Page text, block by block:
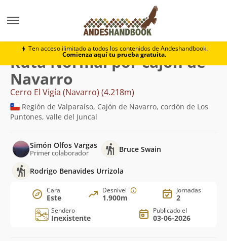
Ten acceso ilimitado a todos los contenidos de Andeshandbook.
Comienza aquí tu prueba gratuita.
Cerro El Vigía (Navarro)
Ruta Normal por cajón de
Navarro
Cerro El Vigía (Navarro) (4.218m)
Región de Valparaíso, Cajón de Navarro, cordón de Los
Puntones, valle del Juncal
Simón Olfos Vargas
Primer colaborador Bruce Swain
Rodrigo Benavides Urrizola
Cara
Este
Desnivel
1.900m
Jornadas
2
Sendero
Inexistente
Publicado el
03-06-2026